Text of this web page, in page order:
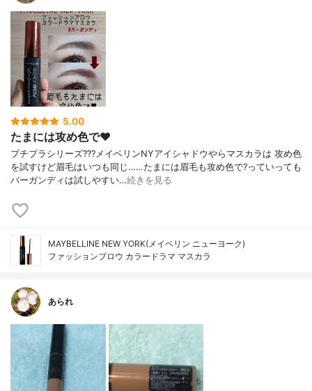
5.00
たまには攻め色で♥︎
プチプラシリーズ???メイベリンNYアイシャドウやらマスカラは 攻め色
を試すけど眉毛はいつも同じ……たまには眉毛も攻め色で?っていっても
バーガンディは試しやすい…続きを見る
MAYBELLINE NEW YORK(メイベリン ニューヨーク)
ファッションブロウ カラードラマ マスカラ
あられ